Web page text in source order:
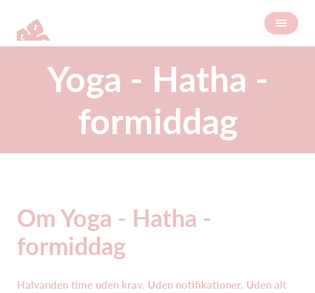
Yoga - Hatha -
formiddag
Om Yoga - Hatha -
formiddag
Halvanden time uden krav. Uden notifikationer. Uden alt